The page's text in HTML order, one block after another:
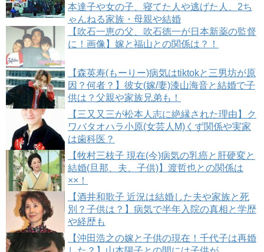
本達子や女の子、寝てた人や逃げた人、2ち
ゃんねる家族・母親や結婚
【吹石一恵の父、吹石徳一が日本新薬の監督
に！画像】嫁と福山との関係は？！
【森英寿(もーりー)病気はtiktokと三男坊が原
因？何者？】彼女(嫁/妻)漆山海音と結婚で子
供は？父親や家族兄弟も！
【三又又三が松本人志に絶縁された理由】ク
ワバタオハラ小原(女芸人M)くず関係や実家
は歯科医？
【牧村三枝子 現在(今)病気の乳癌と肝硬変と
結婚(旦那、夫、子供)】渡哲也との関係は
××！
【酒井和歌子 近況は結婚した夫や家族と死
別？子供は？】病気で半年入院の真相と学歴
や経歴も
【沖田浩之の嫁と子供の現在！千代子は再婚